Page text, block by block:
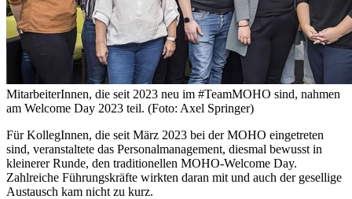
MitarbeiterInnen, die seit 2023 neu im #TeamMOHO sind, nahmen
am Welcome Day 2023 teil. (Foto: Axel Springer)
Für KollegInnen, die seit März 2023 bei der MOHO eingetreten
sind, veranstaltete das Personalmanagement, diesmal bewusst in
kleinerer Runde, den traditionellen MOHO-Welcome Day.
Zahlreiche Führungskräfte wirkten daran mit und auch der gesellige
Austausch kam nicht zu kurz.